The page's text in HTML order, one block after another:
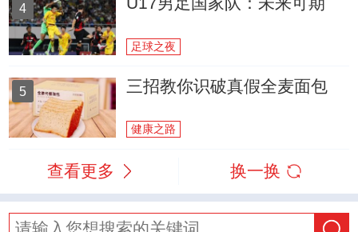
4
足球之夜
5 三招教你识破真假全麦面包
健康之路
查看更多 换一换